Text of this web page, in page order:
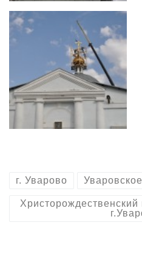
г. Уварово